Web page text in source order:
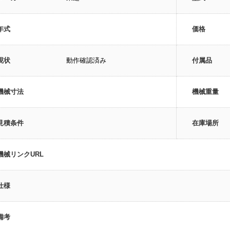
式 価格
状 動作確認済み 付属品
械寸法 機械重量
積条件 在庫場所
械リンクURL
様
考